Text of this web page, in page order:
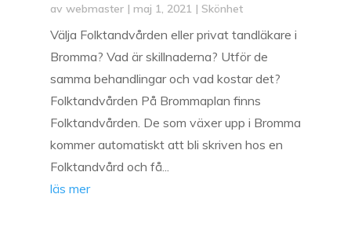
av webmaster| maj 1, 2021| Skönhet
Välja Folktandvården eller privat tandläkare i
Bromma? Vad är skillnaderna? Utför de
samma behandlingar och vad kostar det?
Folktandvården På Brommaplan finns
Folktandvården. De som växer upp i Bromma
kommer automatiskt att bli skriven hos en
Folktandvård och få...
läs mer